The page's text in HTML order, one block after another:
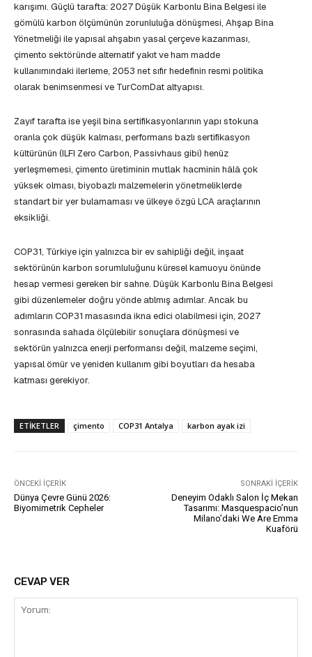
karışımı. Güçlü tarafta: 2027 Düşük Karbonlu Bina Belgesi ile
gömülü karbon ölçümünün zorunluluğa dönüşmesi, Ahşap Bina
Yönetmeliği ile yapısal ahşabın yasal çerçeve kazanması,
çimento sektöründe alternatif yakıt ve ham madde
kullanımındaki ilerleme, 2053 net sıfır hedefinin resmi politika
olarak benimsenmesi ve TurComDat altyapısı.
Zayıf tarafta ise yeşil bina sertifikasyonlarının yapı stokuna
oranla çok düşük kalması, performans bazlı sertifikasyon
kültürünün (ILFI Zero Carbon, Passivhaus gibi) henüz
yerleşmemesi, çimento üretiminin mutlak hacminin hâlâ çok
yüksek olması, biyobazlı malzemelerin yönetmeliklerde
standart bir yer bulamaması ve ülkeye özgü LCA araçlarının
eksikliği.
COP31, Türkiye için yalnızca bir ev sahipliği değil, inşaat
sektörünün karbon sorumluluğunu küresel kamuoyu önünde
hesap vermesi gereken bir sahne. Düşük Karbonlu Bina Belgesi
gibi düzenlemeler doğru yönde atılmış adımlar. Ancak bu
adımların COP31 masasında ikna edici olabilmesi için, 2027
sonrasında sahada ölçülebilir sonuçlara dönüşmesi ve
sektörün yalnızca enerji performansı değil, malzeme seçimi,
yapısal ömür ve yeniden kullanım gibi boyutları da hesaba
katması gerekiyor.
ETIKETLER çimento COP31 Antalya karbon ayak izi
ÖNCEKI İÇERIK
Dünya Çevre Günü 2026:
Biyomimetrik Cepheler
SONRAKI İÇERIK
Deneyim Odaklı Salon İç Mekan
Tasarımı: Masquespacio’nun
Milano’daki We Are Emma
Kuaförü
CEVAP VER